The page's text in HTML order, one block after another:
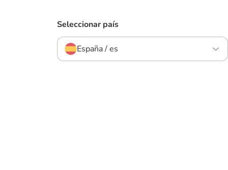
Seleccionar país
España / es